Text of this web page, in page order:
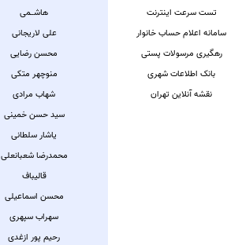
تست سرعت اینترنت
سامانه اعلام حساب خانوار
رهگیری مرسولات پستی
بانک اطلاعات شهری
نقشه آنلاین تهران
هاشــمی
علی لاریجانی
محسن رضایی
منوچهر متکی
شهاب مرادی
سید حسن خمینی
یاشار سلطانی
محمدرضا شعبانعلی
قالیباف
محسن اسماعیلی
سهراب سپهری
رحیم پور ازغدی